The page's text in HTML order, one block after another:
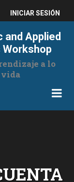
USER
ACCOUNT
MENU
INICIAR SESIÓN
and Applied
a lo
vida